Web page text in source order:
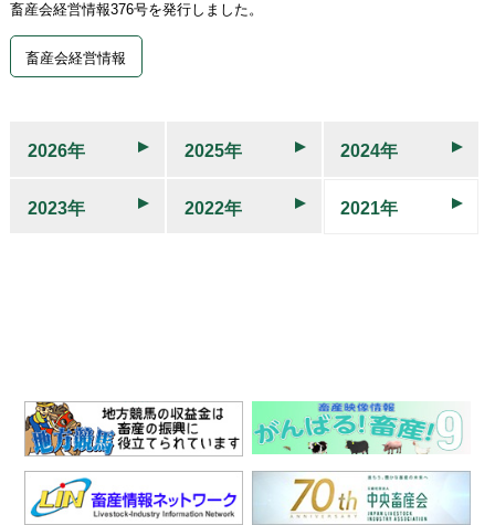
畜産会経営情報376号を発行しました。
畜産会経営情報
2026年 2025年 2024年
2023年 2022年 2021年